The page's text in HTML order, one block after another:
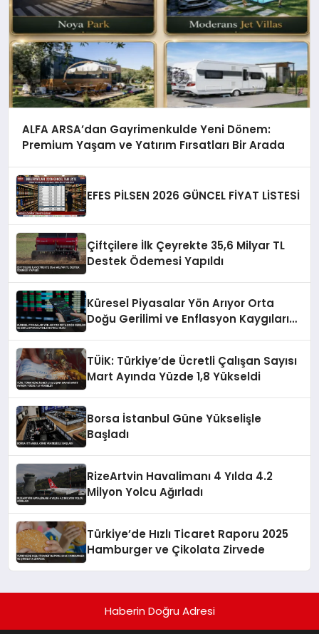
ALFA ARSA’dan Gayrimenkulde Yeni Dönem:
Premium Yaşam ve Yatırım Fırsatları Bir Arada
EFES PİLSEN 2026 GÜNCEL FİYAT LİSTESİ
Çiftçilere İlk Çeyrekte 35,6 Milyar TL
Destek Ödemesi Yapıldı
Küresel Piyasalar Yön Arıyor Orta
Doğu Gerilimi ve Enflasyon Kaygıları
TÜİK: Türkiye’de Ücretli Çalışan Sayısı
Mart Ayında Yüzde 1,8 Yükseldi
Borsa İstanbul Güne Yükselişle
Başladı
RizeArtvin Havalimanı 4 Yılda 4.2
Milyon Yolcu Ağırladı
Türkiye’de Hızlı Ticaret Raporu 2025
Hamburger ve Çikolata Zirvede
Haberin Doğru Adresi